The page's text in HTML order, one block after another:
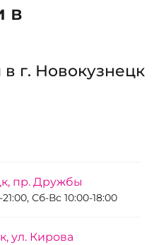
в
г. Новокузнецк
пр. Дружбы
Сб-Вс 10:00-18:00
ул. Кирова